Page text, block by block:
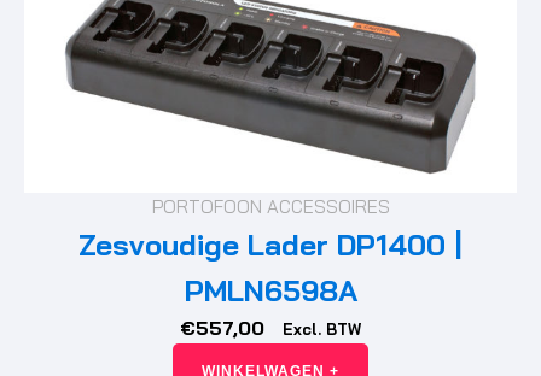
PORTOFOON ACCESSOIRES
Zesvoudige Lader DP1400 |
PMLN6598A
€557,00 Excl. BTW
WINKELWAGEN +